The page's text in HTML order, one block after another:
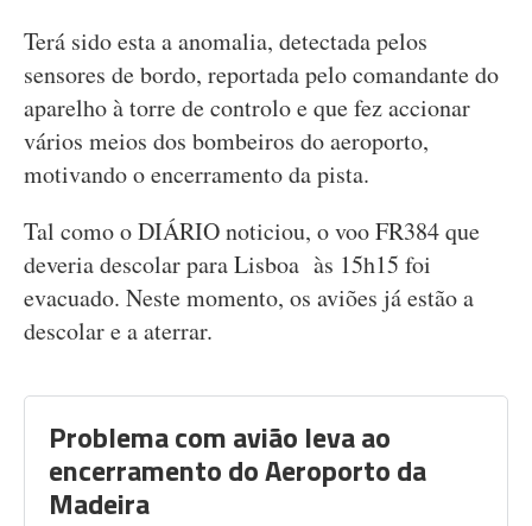
Terá sido esta a anomalia, detectada pelos
sensores de bordo, reportada pelo comandante do
aparelho à torre de controlo e que fez accionar
vários meios dos bombeiros do aeroporto,
motivando o encerramento da pista.
Tal como o DIÁRIO noticiou, o voo FR384 que
deveria descolar para Lisboa às 15h15 foi
evacuado. Neste momento, os aviões já estão a
descolar e a aterrar.
Problema com avião leva ao
encerramento do Aeroporto da
Madeira